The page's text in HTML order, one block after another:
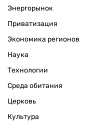
Энергорынок
Приватизация
Экономика регионов
Наука
Технологии
Среда обитания
Церковь
Культура